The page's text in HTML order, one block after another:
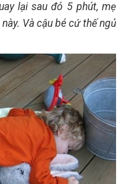
lại sau đó 5 phút, mẹ
Và cậu bé cứ thế ngủ